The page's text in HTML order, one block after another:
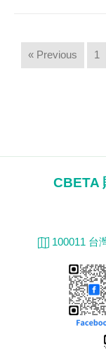
« Previous 1
CBETA
100011 台